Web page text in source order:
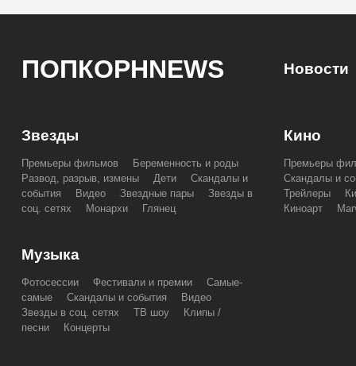
ПОПКОРНNEWS Новости
Звезды
Премьеры фильмов
Беременность и роды
Развод, разрыв, измены
Дети
Скандалы и
события
Видео Звездные пары
Звезды в
соц. сетях
Монархи Глянец
Кино
Премьеры
Скандалы и
Трейлеры
Киноарт
Музыка
Фотосессии Фестивали и премии
Самые-
самые
Скандалы и события
Видео
Звезды в соц. сетях
ТВ шоу
Клипы /
песни
Концерты